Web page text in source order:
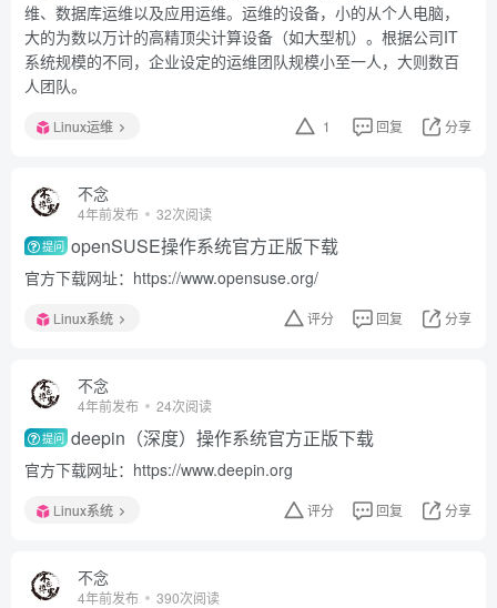
维、数据库运维以及应用运维。运维的设备，小的从个人电脑，
大的为数以万计的高精顶尖计算设备（如大型机）。根据公司IT
系统规模的不同，企业设定的运维团队规模小至一人，大则数百
人团队。
Linux运维 1 回复 分享
不念
4年前发布 32次阅读
提问 openSUSE操作系统官方正版下载
官方下载网址：https://www.opensuse.org/
Linux系统 评分 回复 分享
不念
4年前发布 24次阅读
提问 deepin（深度）操作系统官方正版下载
官方下载网址：https://www.deepin.org
Linux系统 评分 回复 分享
不念
4年前发布 390次阅读